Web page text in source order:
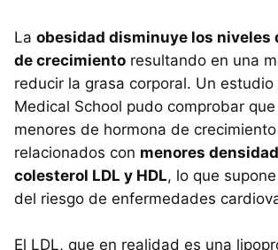
La obesidad disminuye los niveles
de crecimiento resultando en una
reducir la grasa corporal. Un
Medical School pudo comprobar
menores de hormona de
relacionados con menores
colesterol LDL y HDL, lo que
del riesgo de enfermedades
El LDL, que en realidad es una